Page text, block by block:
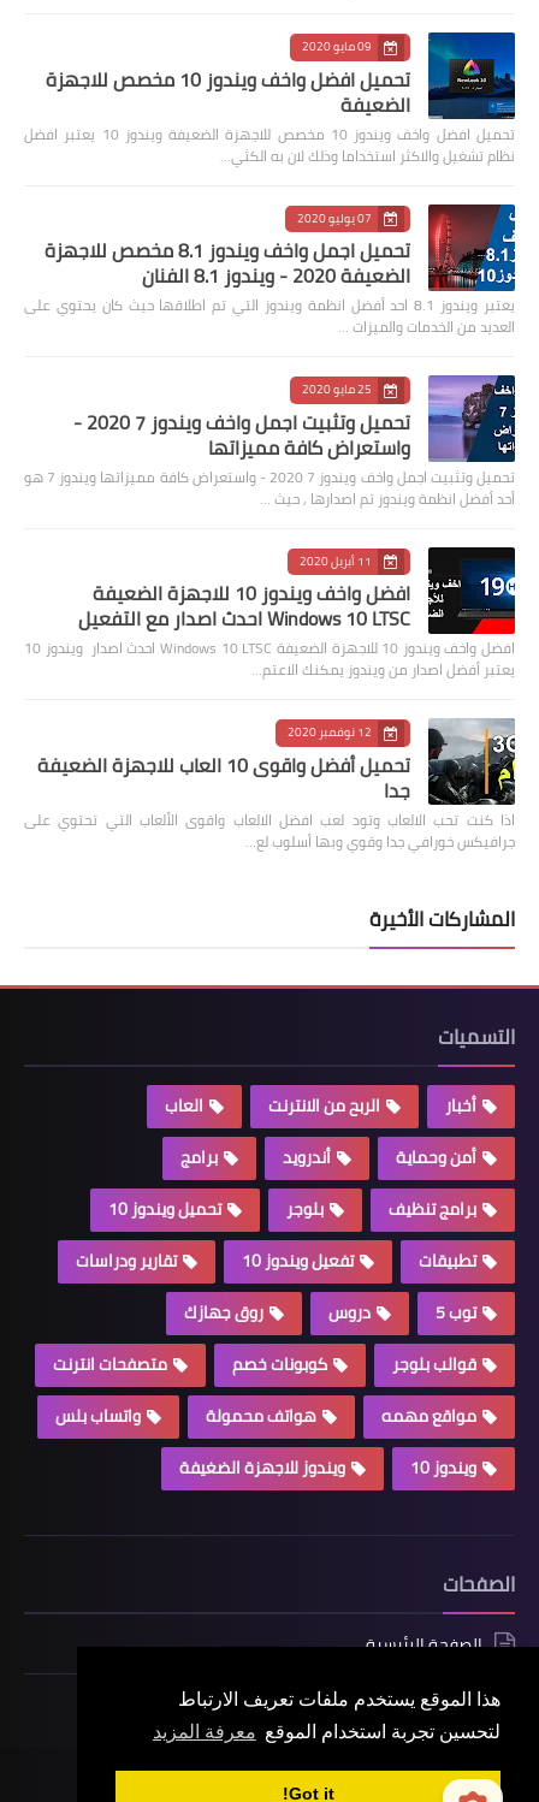
هذا الموقع يستخدم ملفات تعريف الارتباط
لتحسين تجربة استخدام الموقع معرفة المزيد
Got it!
09 مايو 2020
تحميل افضل واخف ويندوز 10 مخصص للاجهزة
الضعيفة
تحميل افضل واخف ويندوز 10 مخصص للاجهزة الضعيفة ويندوز 10 يعتبر افضل
نظام تشغيل والاكثر استخداما وذلك لان به الكثي…
07 يوليو 2020
تحميل اجمل واخف ويندوز 8.1 مخصص للاجهزة
الضعيفة 2020 - ويندوز 8.1 الفنان
يعتبر ويندوز 8.1 احد أفضل انظمة ويندوز التي تم اطلاقها حيث كان يحتوي على
العديد من الخدمات والميزات …
25 مايو 2020
تحميل وتثبيت اجمل واخف ويندوز 7 2020 -
واستعراض كافة مميزاتها
تحميل وتثبيت اجمل واخف ويندوز 7 2020 - واستعراض كافة مميزاتها ويندوز 7 هو
أحد أفضل انظمة ويندوز تم اصدارها , حيث …
11 أبريل 2020
افضل واخف ويندوز 10 للاجهزة الضعيفة
Windows 10 LTSC احدث اصدار مع التفعيل
افضل واخف ويندوز 10 للاجهزة الضعيفة Windows 10 LTSC احدث اصدار ويندوز 10
يعتبر أفضل اصدار من ويندوز يمكنك الاعتم…
12 نوفمبر 2020
تحميل أفضل واقوى 10 العاب للاجهزة الضعيفة
جدا
اذا كنت تحب الالعاب وتود لعب افضل الالعاب واقوى الألعاب التي تحتوي على
جرافيكس خورافي جدا وقوي وبها أسلوب لع…
المشاركات الأخيرة
التسميات
أخبار الربح من الانترنت
العاب
أمن وحماية
أندرويد
برامج
برامج تنظيف
بلوجر
تحميل ويندوز 10
تطبيقات
تفعيل ويندوز 10
تقارير ودراسات
توب 5
دروس
روق جهازك
قوالب بلوجر
كوبونات خصم
متصفحات انترنت
مواقع مهمه
هواتف محمولة
واتساب بلس
ويندوز 10
ويندوز للاجهزة الضغيفة
الصفحات
الصفحة الرئيسية
جميع الحقوق محفوظة ©